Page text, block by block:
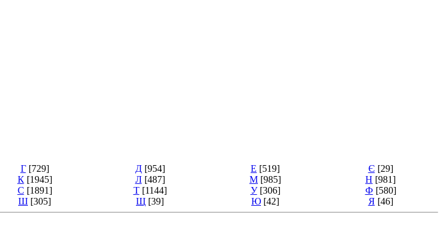
Г [729] Д [954] Е [519] Є [29]
К [1945] Л [487] М [985] Н [981]
С [1891] Т [1144] У [306] Ф [580]
Ш [305] Щ [39] Ю [42] Я [46]